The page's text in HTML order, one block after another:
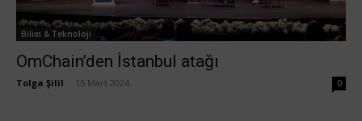
Bilim & Teknoloji
OmChain’den İstanbul atağı
Tolga Şilil 15 Mart 2024 0